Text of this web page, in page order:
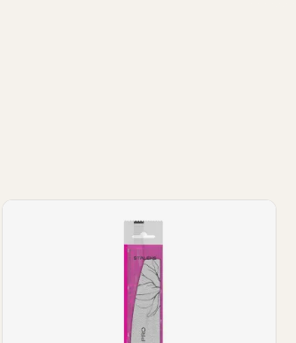
Buffer Staleks 100/180 (1pc)